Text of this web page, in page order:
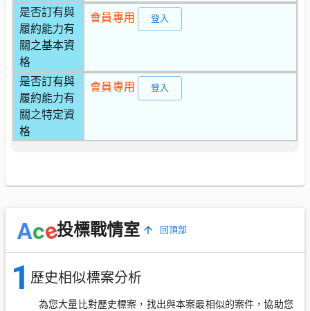
是否訂有與
履約能力有
關之基本資
格
會員專用 登入
是否訂有與
履約能力有
關之特定資
格
會員專用 登入
Ace投標戰情室 回頂部
1 歷史相似標案分析
為您大量比對歷史標案，找出與本案最相似的案件，協助您